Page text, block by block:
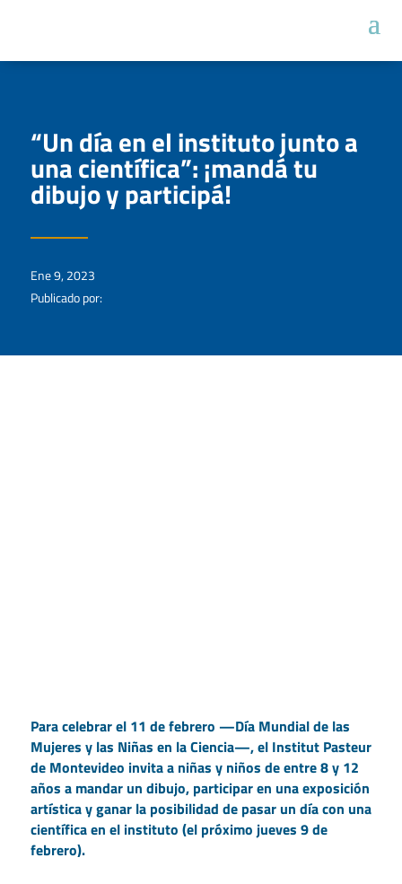
“Un día en el instituto junto a
una científica”: ¡mandá tu
dibujo y participá!
Ene 9, 2023
Publicado por:
Para celebrar el 11 de febrero —Día Mundial de las
Mujeres y las Niñas en la Ciencia—, el Institut Pasteur
de Montevideo invita a niñas y niños de entre 8 y 12
años a mandar un dibujo, participar en una exposición
artística y ganar la posibilidad de pasar un día con una
científica en el instituto (el próximo jueves 9 de
febrero).